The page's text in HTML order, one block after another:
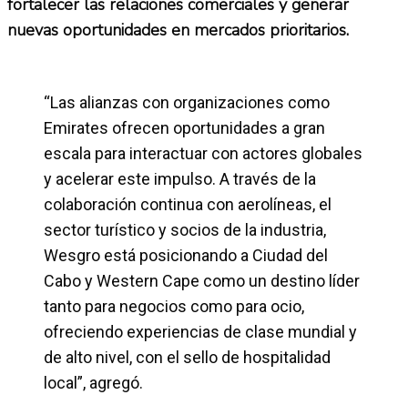
nuevas oportunidades en mercados prioritarios.
“Las alianzas con organizaciones como
Emirates ofrecen oportunidades a gran
escala para interactuar con actores globales
y acelerar este impulso. A través de la
colaboración continua con aerolíneas, el
sector turístico y socios de la industria,
Wesgro está posicionando a Ciudad del
Cabo y Western Cape como un destino líder
tanto para negocios como para ocio,
ofreciendo experiencias de clase mundial y
de alto nivel, con el sello de hospitalidad
local”, agregó.